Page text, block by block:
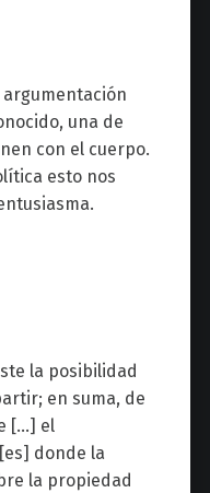
una de
con el cuerpo.
esto nos
la posibilidad
en suma, de
[…] el
donde la
la propiedad